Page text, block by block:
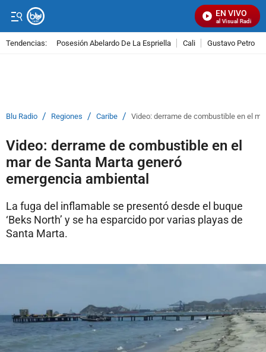
EN VIVO
Señal Visual Radio
Tendencias: Posesión Abelardo De La Espriella Cali Gustavo Petro
Blu Radio / Regiones / Caribe / Video: derrame de combustible en el
Video: derrame de combustible en el
mar de Santa Marta generó
emergencia ambiental
La fuga del inflamable se presentó desde el buque
‘Beks North’ y se ha esparcido por varias playas de
Santa Marta.